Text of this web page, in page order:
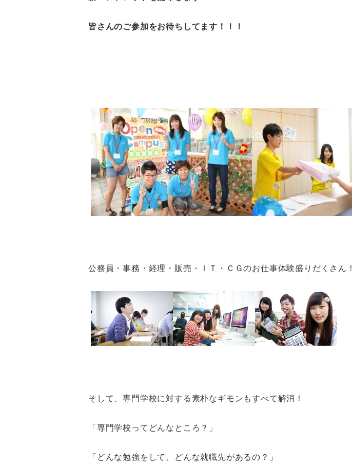
皆さんのご参加をお待ちしてます！！！
公務員・事務・経理・販売・ＩＴ・ＣＧのお仕事体験盛りだくさん！
そして、専門学校に対する素朴なギモンもすべて解消！
「専門学校ってどんなところ？」
「どんな勉強をして、どんな就職先があるの？」